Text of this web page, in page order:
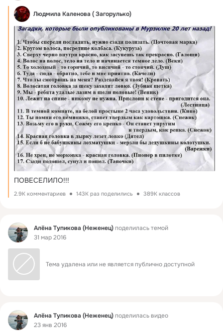
Людмила Каленова ( Загорулько)
ПОВЕСЕЛИЛО!!!
2.9K комментариев 143K раз поделились 389K классов
Фид Алёна Тупикова (Неженец)поделилась темой
31 мар 2016
Тема удалена или не является публично доступной
Фид Алёна Тупикова (Неженец)поделилась видео
23 янв 2016